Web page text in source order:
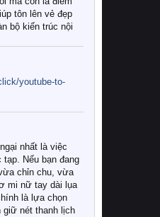
tôn lên vẻ đẹp
bộ kiến trúc nội
đa dạng
và mẫu mã
nào để chọn
ga gối đệm cao
phù hợp với
sử dụng của gia
tôi đi tìm lời
bài viết dưới đây.
hiện đại lại ưa
đệm cao cấp?
youtube-to-
nhất là việc
Nếu bạn đang
chỉn chu, vừa
mi nữ tay dài lụa
là lựa chọn
giữ nét thanh lịch